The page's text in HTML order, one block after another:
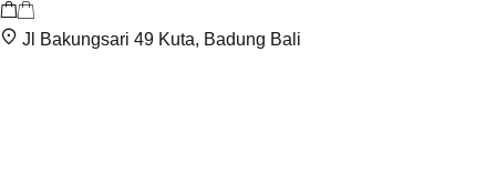
Jl Bakungsari 49 Kuta, Badung Bali